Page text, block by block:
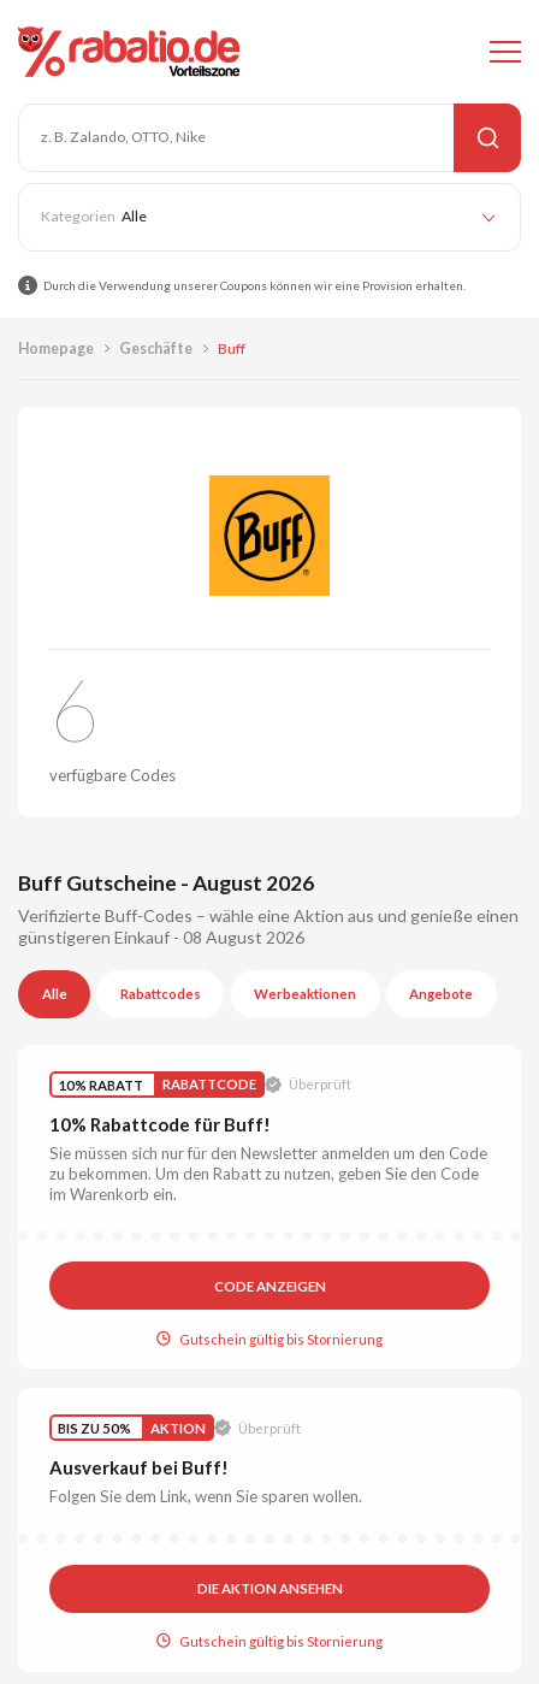
Alle
Durch die Verwendung unserer Coupons können wir eine Provision erhalten.
Homepage Geschäfte Buff
6
verfügbare Codes
Buff Gutscheine - August 2026
Verifizierte Buff-Codes – wähle eine Aktion aus und genieße einen
günstigeren Einkauf - 08 August 2026
Alle Rabattcodes Werbeaktionen Angebote
10% RABATT RABATTCODE Überprüft
10% Rabattcode für Buff!
Sie müssen sich nur für den Newsletter anmelden um den Code
zu bekommen. Um den Rabatt zu nutzen, geben Sie den Code
im Warenkorb ein.
CODE ANZEIGEN
Gutschein gültig bis Stornierung
BIS ZU 50% AKTION Überprüft
Ausverkauf bei Buff!
Folgen Sie dem Link, wenn Sie sparen wollen.
DIE AKTION ANSEHEN
Gutschein gültig bis Stornierung